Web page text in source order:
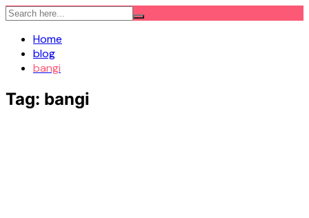
Skip
contentHome
blog
bangi
Tag: bangi